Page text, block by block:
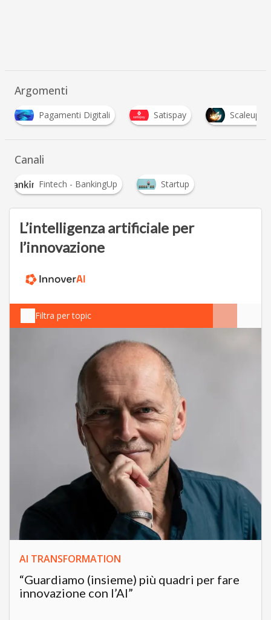
Argomenti
Satispay Scaleup W welfare aziendale
Canali
Fintech - BankingUp Startup
L’intelligenza artificiale per
l’innovazione
Filtra per topic
AI TRANSFORMATION
“Guardiamo (insieme) più quadri per fare
innovazione con l’AI”